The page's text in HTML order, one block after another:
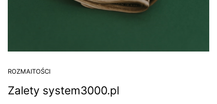
ROZMAITOŚCI
Zalety system3000.pl